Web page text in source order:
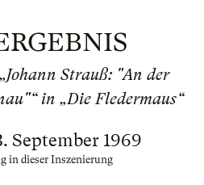
Strauß: "An der
in „Die Fledermaus“
September 1969
in dieser Inszenierung